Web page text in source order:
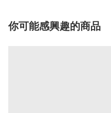
你可能感興趣的商品